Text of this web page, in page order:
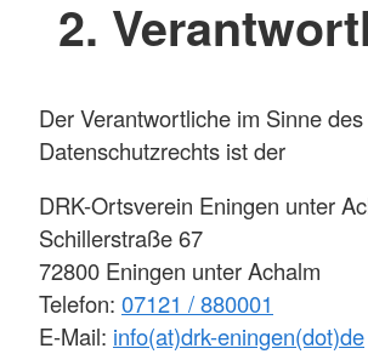
2.
Der Verantwortliche im Sinne des
Datenschutzrechts ist der
DRK-Ortsverein Eningen unter
Schillerstraße 67
72800 Eningen unter Achalm
Telefon: 07121 / 880001
E-Mail: info(at)drk-eningen(dot)de